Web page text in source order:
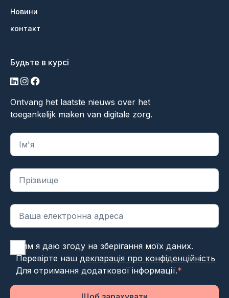
Новини
контакт
Будьте в курсі
LinkedIn
Інстаграм
Фейсбук
Ontvang het laatste nieuws over het
toegankelijk maken van digitale zorg.
"*" вказує на обов'язкові поля
Цим я даю згоду на зберігання моїх даних.
Перевірте нашдекларація про конфіденційність
Для отримання додаткової інформації.*